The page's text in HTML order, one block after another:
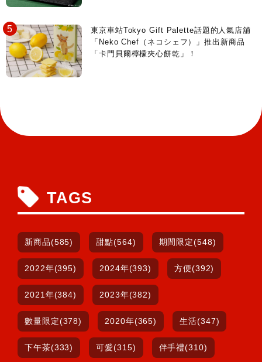
東京車站Tokyo Gift Palette話題的人氣店舖
「Neko Chef（ネコシェフ）」推出新商品
「卡門貝爾檸檬夾心餅乾」！
TAGS
新商品(585) 甜點(564) 期間限定(548)
2022年(395) 2024年(393) 方便(392)
2021年(384) 2023年(382)
數量限定(378) 2020年(365) 生活(347)
下午茶(333) 可愛(315) 伴手禮(310)